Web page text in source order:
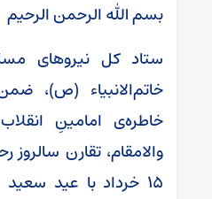
بسم الله الرحمن الرحیم
ستاد کل نیروهای
خاتم‌الانبیاء (ص)،
خاطره‌ی امامینِ
والامقام، تقارن
۱۵ خرداد با عید